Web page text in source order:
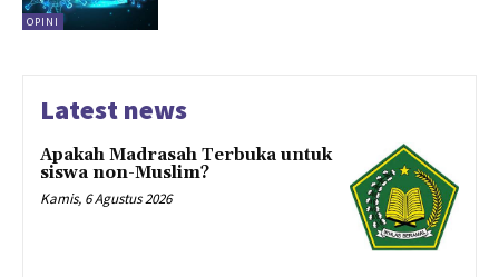
OPINI
Latest news
Apakah Madrasah Terbuka untuk
siswa non-Muslim?
Kamis, 6 Agustus 2026